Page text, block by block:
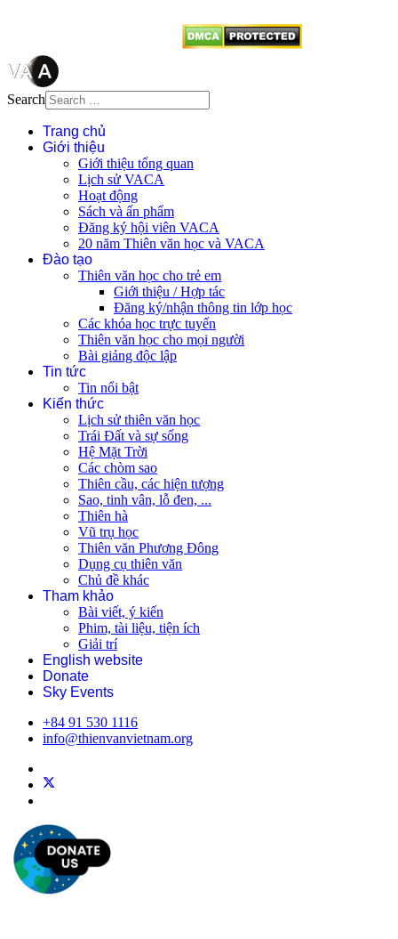
Search
Trang chủ
Giới thiệu
Giới thiệu tổng quan
Lịch sử VACA
Hoạt động
Sách và ấn phẩm
Đăng ký hội viên VACA
20 năm Thiên văn học và VACA
Đào tạo
Thiên văn học cho trẻ em
Giới thiệu / Hợp tác
Đăng ký/nhận thông tin lớp học
Các khóa học trực tuyến
Thiên văn học cho mọi người
Bài giảng độc lập
Tin tức
Tin nổi bật
Kiến thức
Lịch sử thiên văn học
Trái Đất và sự sống
Hệ Mặt Trời
Các chòm sao
Thiên cầu, các hiện tượng
Sao, tinh vân, lỗ đen, ...
Thiên hà
Vũ trụ học
Thiên văn Phương Đông
Dụng cụ thiên văn
Chủ đề khác
Tham khảo
Bài viết, ý kiến
Phim, tài liệu, tiện ích
Giải trí
English website
Donate
Sky Events
+84 91 530 1116
info@thienvanvietnam.org